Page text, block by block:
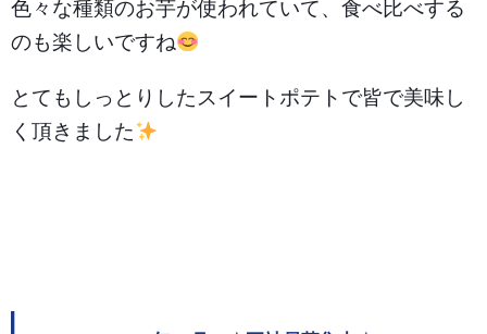
色々な種類のお芋が使われていて、食べ比べする
のも楽しいですね
とてもしっとりしたスイートポテトで皆で美味し
く頂きました